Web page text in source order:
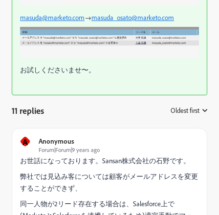
masuda@marketo.com→masuda_osato@marketo.com
お試しくださいませ〜。
11 replies Oldest first
A Anonymous
Forum|Forum|9 years ago
お世話になっております。Sansan株式会社の石野です。
弊社では見込み客については顧客がメールアドレスを変更
することができず、
同一人物が2リード存在する場合は、Salesforce上で